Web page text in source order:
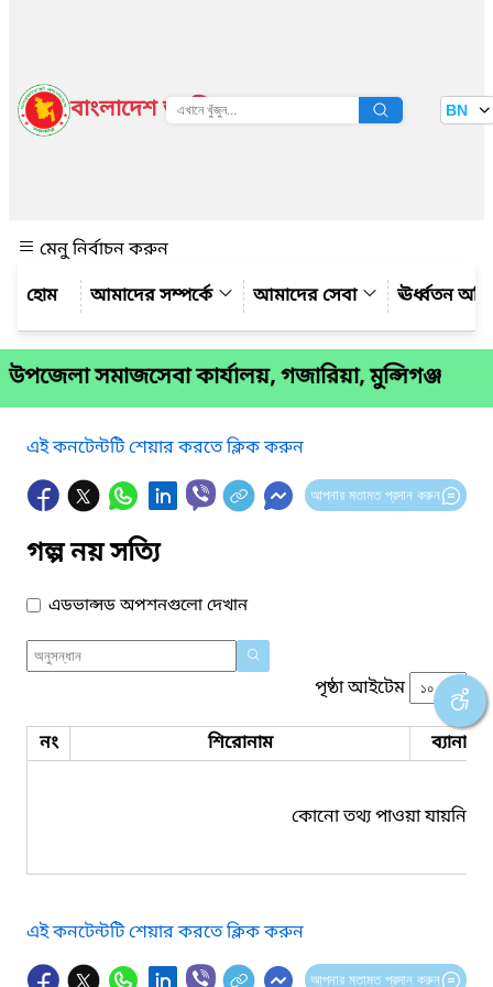
বাংলাদেশ জাতীয় তথ্য বাতায়ন BN
মেনু নির্বাচন করুন
আমাদের সম্পর্কে
আমাদের সেবা ঊর্ধ্বতন
উপজেলা সমাজসেবা কার্যালয়, গজারিয়া, মুন্সিগঞ্জ
এই কনটেন্টটি শেয়ার করতে ক্লিক করুন
আপনার মতামত প্রদান করুন
গল্প নয় সত্যি
এডভান্সড অপশনগুলো দেখান
পৃষ্ঠা আইটেম
নং শিরোনাম ব্যানার
কোনো তথ্য পাওয়া যায়নি।
এই কনটেন্টটি শেয়ার করতে ক্লিক করুন
আপনার মতামত প্রদান করুন